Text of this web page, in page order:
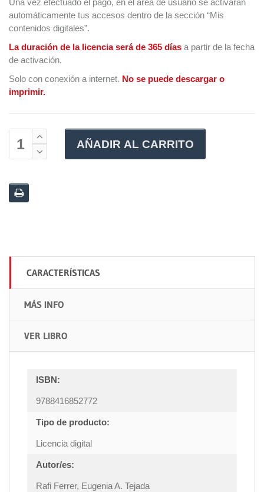
Una vez efectuado el pago, en el área de usuario se activarán
automáticamente tus accesos dentro de la sección “Mis
contenidos digitales”.
La duración de la licencia será de 365 días a partir de la fecha
de activación.
Solo con conexión a internet. No se puede descargar o
imprimir.
AÑADIR AL CARRITO
CARACTERÍSTICAS
MÁS INFO
VER LIBRO
ISBN:
9788416852772
Tipo de producto:
Licencia digital
Autor/es:
Rafi Ferrer, Eugenia A. Tejada